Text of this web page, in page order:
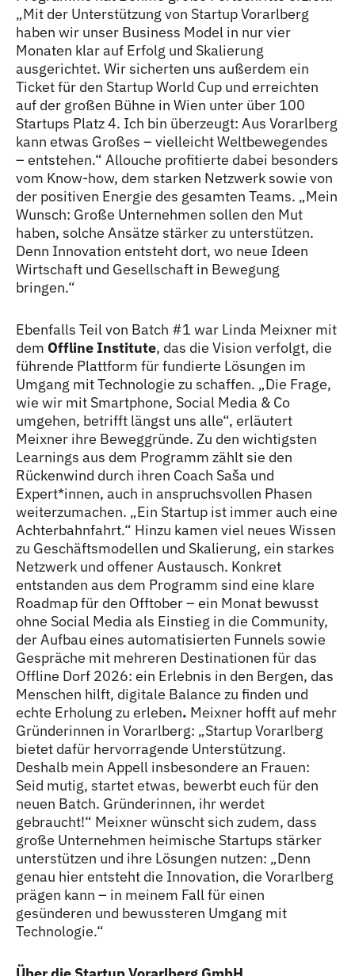
„Mit der Unterstützung von Startup Vorarlberg
haben wir unser Business Model in nur vier
Monaten klar auf Erfolg und Skalierung
ausgerichtet. Wir sicherten uns außerdem ein
Ticket für den Startup World Cup und erreichten
auf der großen Bühne in Wien unter über 100
Startups Platz 4. Ich bin überzeugt: Aus Vorarlberg
kann etwas Großes – vielleicht Weltbewegendes
– entstehen.“ Allouche profitierte dabei besonders
vom Know-how, dem starken Netzwerk sowie von
der positiven Energie des gesamten Teams. „Mein
Wunsch: Große Unternehmen sollen den Mut
haben, solche Ansätze stärker zu unterstützen.
Denn Innovation entsteht dort, wo neue Ideen
Wirtschaft und Gesellschaft in Bewegung
bringen.“
Ebenfalls Teil von Batch #1 war Linda Meixner mit
dem Offline Institute, das die Vision verfolgt, die
führende Plattform für fundierte Lösungen im
Umgang mit Technologie zu schaffen. „Die Frage,
wie wir mit Smartphone, Social Media & Co
umgehen, betrifft längst uns alle“, erläutert
Meixner ihre Beweggründe. Zu den wichtigsten
Learnings aus dem Programm zählt sie den
Rückenwind durch ihren Coach Saša und
Expert*innenInnen
, auch in anspruchsvollen Phasen
weiterzumachen. „Ein Startup ist immer auch eine
Achterbahnfahrt.“ Hinzu kamen viel neues Wissen
zu Geschäftsmodellen und Skalierung, ein starkes
Netzwerk und offener Austausch. Konkret
entstanden aus dem Programm sind eine klare
Roadmap für den Offtober – ein Monat bewusst
ohne Social Media als Einstieg in die Community,
der Aufbau eines automatisierten Funnels sowie
Gespräche mit mehreren Destinationen für das
Offline Dorf 2026: ein Erlebnis in den Bergen, das
Menschen hilft, digitale Balance zu finden und
echte Erholung zu erleben. Meixner hofft auf mehr
Gründerinnen in Vorarlberg: „Startup Vorarlberg
bietet dafür hervorragende Unterstützung.
Deshalb mein Appell insbesondere an Frauen:
Seid mutig, startet etwas, bewerbt euch für den
neuen Batch. Gründerinnen, ihr werdet
gebraucht!“ Meixner wünscht sich zudem, dass
große Unternehmen heimische Startups stärker
unterstützen und ihre Lösungen nutzen: „Denn
genau hier entsteht die Innovation, die Vorarlberg
prägen kann – in meinem Fall für einen
gesünderen und bewussteren Umgang mit
Technologie.“